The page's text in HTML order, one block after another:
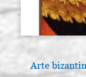
Arte